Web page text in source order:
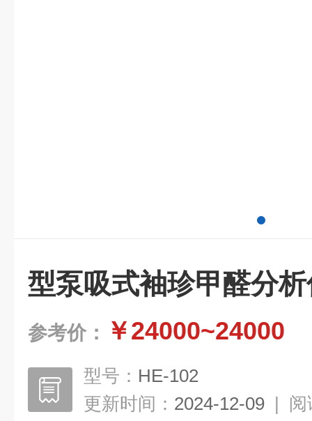
型泵吸式袖珍甲醛分
参考价： ￥24000~24000
型号： HE-102
更新时间： 2024-12-09 | 阅